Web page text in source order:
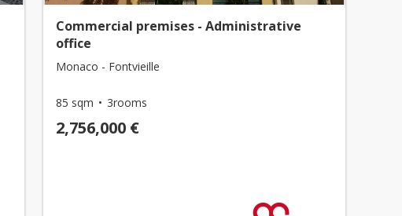
Commercial premises - Administrative
office
Monaco - Fontvieille
85 sqm 3rooms
2,756,000 €